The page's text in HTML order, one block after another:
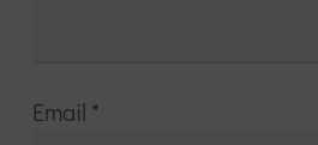
Email *